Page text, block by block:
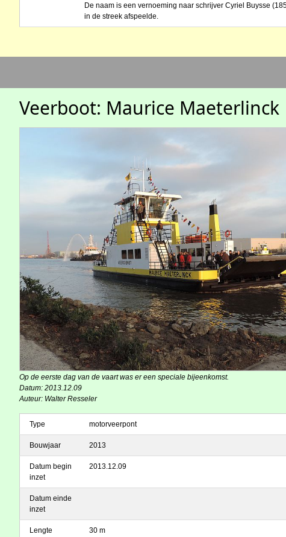
De naam is een vernoeming naar schrijver Cyriel Buysse
in de streek afspeelde.
Veerboot: Maurice Maeterlinck
Op de eerste dag van de vaart was er een speciale bijeenkomst.
Datum: 2013.12.09
Auteur: Walter Resseler
Type motorveerpont
Bouwjaar 2013
Datum begin
inzet
2013.12.09
Datum einde
inzet
Lengte 30 m